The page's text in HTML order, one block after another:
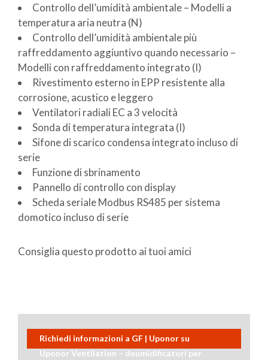
Controllo dell’umidità ambientale – Modelli a
temperatura aria neutra (N)
Controllo dell’umidità ambientale più
raffreddamento aggiuntivo quando necessario –
Modelli con raffreddamento integrato (I)
Rivestimento esterno in EPP resistente alla
corrosione, acustico e leggero
Ventilatori radiali EC a 3 velocità
Sonda di temperatura integrata (I)
Sifone di scarico condensa integrato incluso di
serie
Funzione di sbrinamento
Pannello di controllo con display
Scheda seriale Modbus RS485 per sistema
domotico incluso di serie
Consiglia questo prodotto ai tuoi amici
Richiedi informazioni a GF | Uponor su
Uponor Ventilation – deumidificatori per